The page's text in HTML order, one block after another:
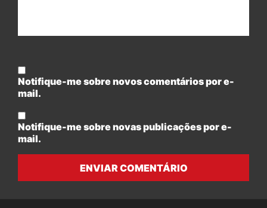
Notifique-me sobre novos comentários por e-
mail.
Notifique-me sobre novas publicações por e-
mail.
ENVIAR COMENTÁRIO